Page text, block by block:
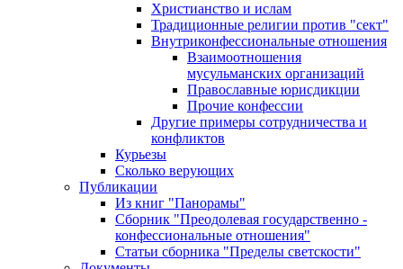
Христианство и ислам
Традиционные религии против "сект"
Внутриконфессиональные отношения
Взаимоотношения
мусульманских организаций
Православные юрисдикции
Прочие конфессии
Другие примеры сотрудничества и
конфликтов
Курьезы
Сколько верующих
Публикации
Из книг "Панорамы"
Сборник "Преодолевая государственно -
конфессиональные отношения"
Статьи сборника "Пределы светскости"